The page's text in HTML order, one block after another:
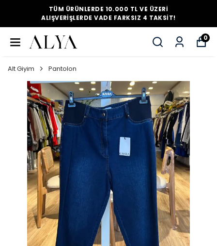
TÜM ÜRÜNLERDE 10.000 TL VE ÜZERI
ALIŞVERIŞLERDE VADE FARKSIZ 4 TAKSIT!
0
Alt Giyim Pantolon